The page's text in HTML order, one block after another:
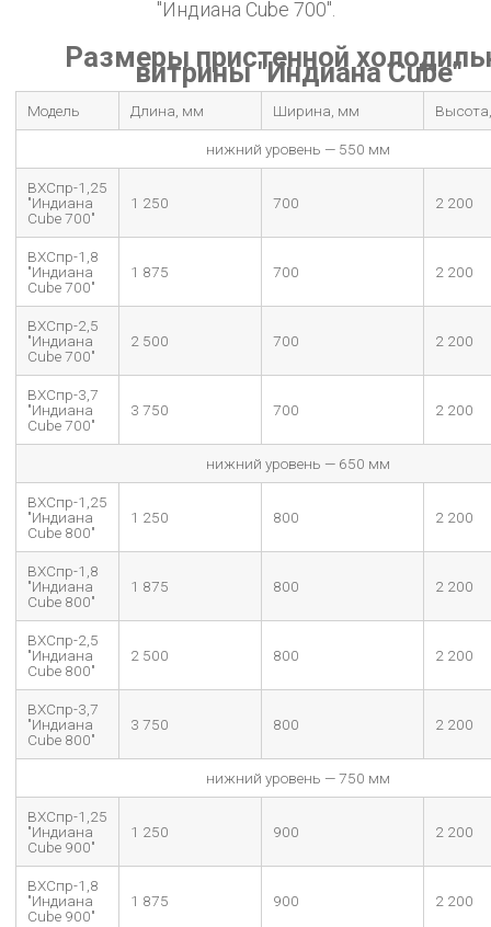
"Индиана Cube 700".
Размеры пристенной
витрины "Индиана Cube"
Модель Длина, мм Ширина, мм
нижний уровень — 550 мм
ВХСпр-1,25
"Индиана
Cube 700"
1 250 700 2 200
ВХСпр-1,8
"Индиана
Cube 700"
1 875 700 2 200
ВХСпр-2,5
"Индиана
Cube 700"
2 500 700 2 200
ВХСпр-3,7
"Индиана
Cube 700"
3 750 700 2 200
нижний уровень — 650 мм
ВХСпр-1,25
"Индиана
Cube 800"
1 250 800 2 200
ВХСпр-1,8
"Индиана
Cube 800"
1 875 800 2 200
ВХСпр-2,5
"Индиана
Cube 800"
2 500 800 2 200
ВХСпр-3,7
"Индиана
Cube 800"
3 750 800 2 200
нижний уровень — 750 мм
ВХСпр-1,25
"Индиана
Cube 900"
1 250 900 2 200
ВХСпр-1,8
"Индиана
Cube 900"
1 875 900 2 200